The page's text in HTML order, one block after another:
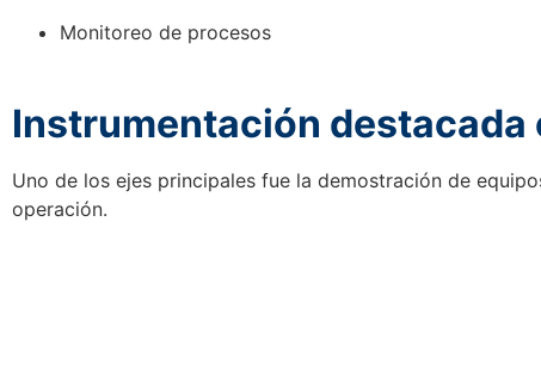
Monitoreo de procesos
Instrumentación destacada
Uno de los ejes principales fue la demostración de
operación.